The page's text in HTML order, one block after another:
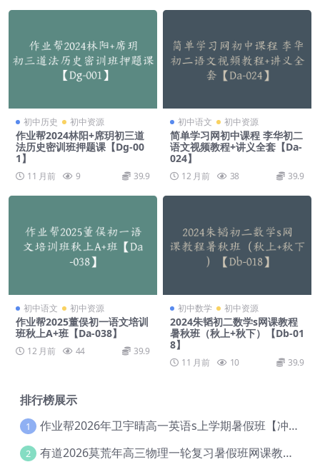
初中历史 初中资源
作业帮2024林阳+席玥初三道
法历史密训班押题课【Dg-00
1】
11 月前 9 39.9
初中语文 初中资源
简单学习网初中课程 李华初二
语文视频教程+讲义全套【Da-
024】
12 月前 38 39.9
初中语文 初中资源
作业帮2025董俣初一语文培训
班秋上A+班【Da-038】
12 月前 44 39.9
初中数学 初中资源
2024朱韬初二数学s网课教程
暑秋班（秋上+秋下）【Db-01
8】
11 月前 10 39.9
排行榜展示
1 作业帮2026年卫宇晴高一英语s上学期暑假班【冲顶班】【Ec-003】
2 有道2026莫荒年高三物理一轮复习暑假班网课教程【Ef-044】